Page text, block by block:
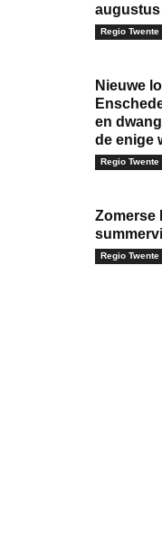
augustus
Regio Twente
Nieuwe
en
de enige
Regio Twente
Zomerse
Regio Twente